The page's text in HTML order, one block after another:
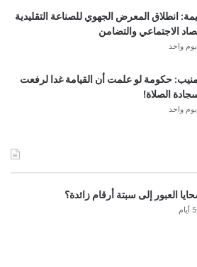
انطلاق المعرض الجهوي للصناعة التقليدية
الاجتماعي والتضامن
واحد
منيب: حكومة لو علمت أن القيامة غدا لرفعت
الصلاة!
واحد
العبور إلى سبتة أرقام زائدة؟